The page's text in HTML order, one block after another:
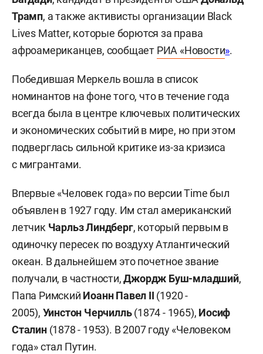
Трамп, а также активисты организации Black
Lives Matter, которые борются за права
афроамериканцев, сообщает РИА «Новости».
Победившая Меркель вошла в список
номинантов на фоне того, что в течение года
всегда была в центре ключевых политических
и экономических событий в мире, но при этом
подверглась сильной критике из-за кризиса
с мигрантами.
Впервые «Человек года» по версии Time был
объявлен в 1927 году. Им стал американский
летчик Чарльз Линдберг, который первым в
одиночку пересек по воздуху Атлантический
океан. В дальнейшем это почетное звание
получали, в частности,Джордж Буш-младший,
Папа Римский Иоанн Павел II (1920 -
2005), Уинстон Черчилль(1874 - 1965), Иосиф
Сталин(1878 - 1953). В 2007 году «Человеком
года» стал Путин.